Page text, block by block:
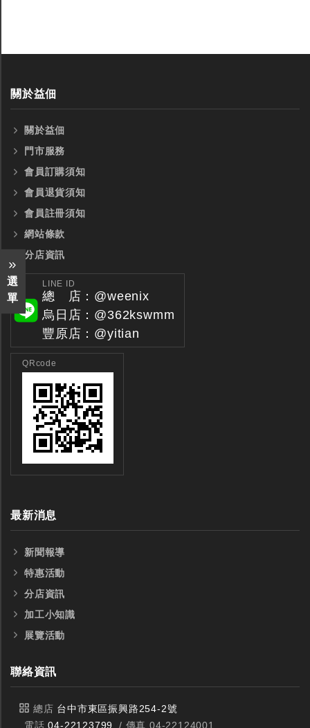
選
單
關於益佃
關於益佃
門市服務
會員訂購須知
會員退貨須知
會員註冊須知
網站條款
分店資訊
LINE ID
總 店：@weenix
烏日店：@362kswmm
豐原店：@yitian
QRcode
最新消息
新聞報導
特惠活動
分店資訊
加工小知識
展覽活動
聯絡資訊
總店 台中市東區振興路254-2號
電話04-22123799 / 傳真 04-22124001